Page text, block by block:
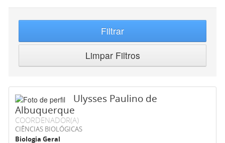
Filtrar
Limpar Filtros
Ulysses Paulino de
Albuquerque
COORDENADOR(A)
CIÊNCIAS BIOLÓGICAS
Biologia Geral